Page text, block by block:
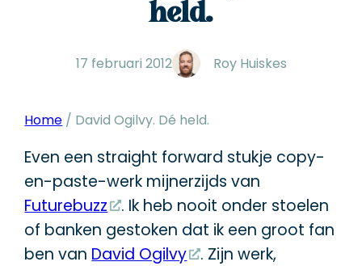
held.
17 februari 2012 Roy Huiskes
Home / David Ogilvy. Dé held.
Even een straight forward stukje copy-
en-paste-werk mijnerzijds van
Futurebuzz
. Ik heb nooit onder stoelen
of banken gestoken dat ik een groot fan
ben van David Ogilvy
. Zijn werk,